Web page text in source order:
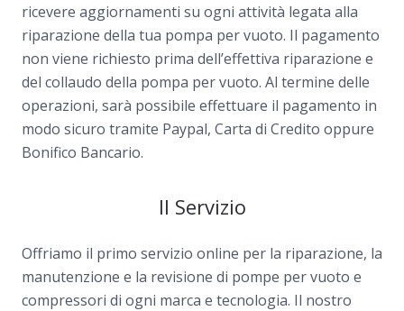
ricevere aggiornamenti su ogni attività legata alla
riparazione della tua pompa per vuoto. Il pagamento
non viene richiesto prima dell’effettiva riparazione e
del collaudo della pompa per vuoto. Al termine delle
operazioni, sarà possibile effettuare il pagamento in
modo sicuro tramite Paypal, Carta di Credito oppure
Bonifico Bancario.
Il Servizio
Offriamo il primo servizio online per la riparazione, la
manutenzione e la revisione di pompe per vuoto e
compressori di ogni marca e tecnologia. Il nostro